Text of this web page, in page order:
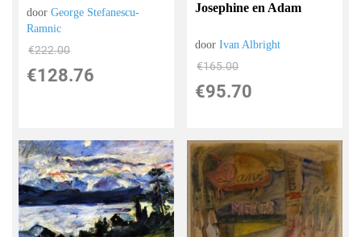
doorGeorge Stefanescu-
Ramnic
€222.00
€128.76
Josephine en Adam
doorIvan Albright
€165.00
€95.70